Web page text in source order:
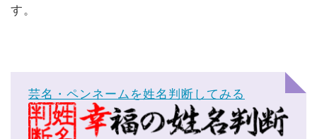
す。
芸名・ペンネームを姓名判断してみる